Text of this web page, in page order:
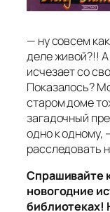
— ну совсем
деле живой?!!
исчезает со
Показалось?
старом доме
загадочный
одно к одному,
расследовать
Спрашивайте
новогодние
библиотеках!